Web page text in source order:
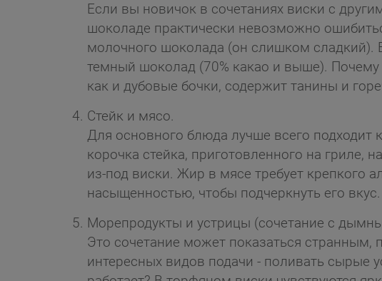
Если вы новичок в сочетаниях виски с
шоколаде практически невозможно
молочного шоколада (он слишком сладкий).
темный шоколад (70% какао и выше).
как и дубовые бочки, содержит танины и
Стейк и мясо.
Для основного блюда лучше всего подходит
корочка стейка, приготовленного на гриле,
из-под виски. Жир в мясе требует крепкого
насыщенностью, чтобы подчеркнуть его вкус.
Морепродукты и устрицы (сочетание с
Это сочетание может показаться странным,
интересных видов подачи - поливать